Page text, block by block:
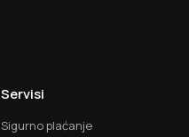
Servisi
Sigurno plaćanje